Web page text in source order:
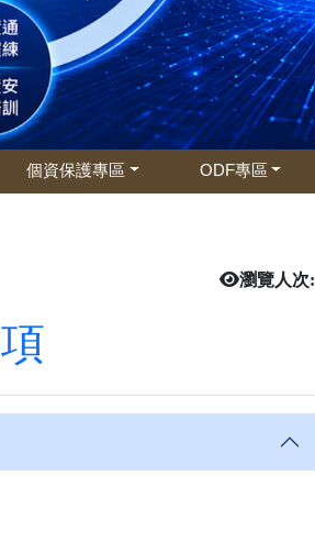
個資保護專區 ODF專區
瀏覽人次: